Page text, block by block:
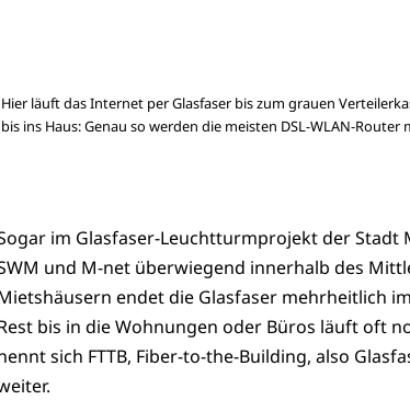
Hier läuft das Internet per Glasfaser bis zum grauen
bis ins Haus: Genau so werden die meisten DSL-WLAN-
im Glasfaser-Leuchtturmprojekt der Stadt
und M-net überwiegend innerhalb des
endet die Glasfaser mehrheitlich
bis in die Wohnungen oder Büros läuft oft
sich FTTB, Fiber-to-the-Building, also